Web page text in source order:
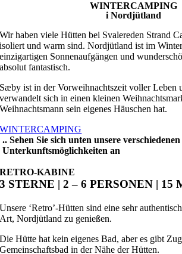
WINTERCAMPING
i Nordjütland
Wir haben viele Hütten bei Svalereden Strand
isoliert und warm sind. Nordjütland ist im
einzigartigen Sonnenaufgängen und
absolut fantastisch.
Sæby ist in der Vorweihnachtszeit voller Leben
verwandelt sich in einen kleinen
Weihnachtsmann sein eigenes Häuschen hat.
WINTERCAMPING
.. Sehen Sie sich unten unsere verschiedenen
Unterkunftsmöglichkeiten an
RETRO-KABINE
3 STERNE | 2 – 6 PERSONEN | 15
Unsere ‘Retro’-Hütten sind eine sehr
Art, Nordjütland zu genießen.
Die Hütte hat kein eigenes Bad, aber es gibt
Gemeinschaftsbad in der Nähe der Hütten.